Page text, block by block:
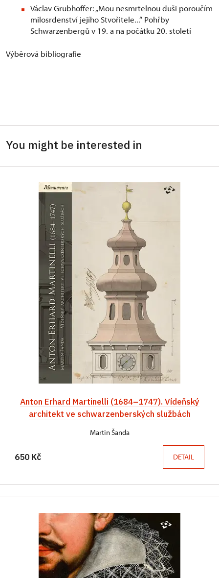
Václav Grubhoffer: „Mou nesmrtelnou duši poroučím
milosrdenství jejího Stvořitele...“ Pohřby
Schwarzenbergů v 19. a na počátku 20. století
Výběrová bibliografie
You might be interested in
Anton Erhard Martinelli (1684–1747). Vídeňský
architekt ve schwarzenberských službách
Martin Šanda
650 Kč DETAIL